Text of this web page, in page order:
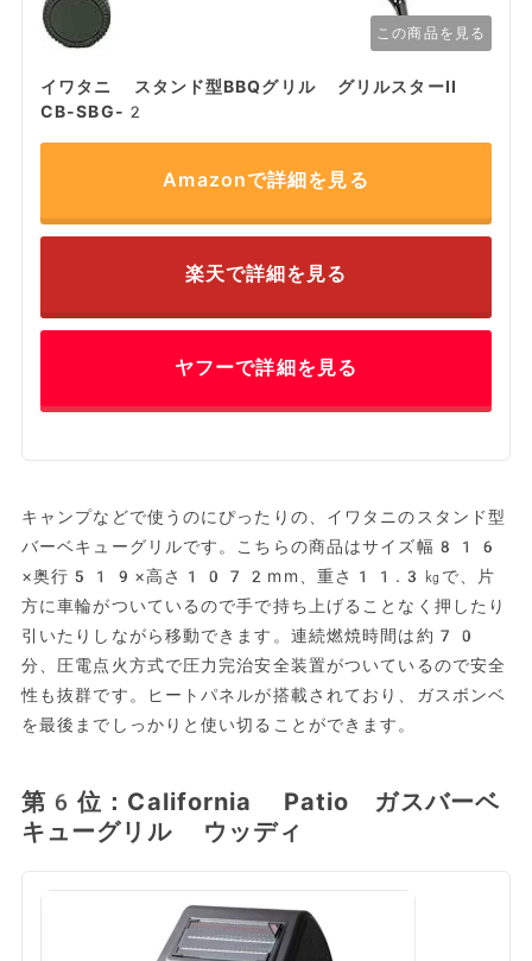
この商品を見る
イワタニ スタンド型BBQグリル グリルスターII
CB-SBG-2
Amazonで詳細を見る
楽天で詳細を見る
ヤフーで詳細を見る
キャンプなどで使うのにぴったりの、イワタニのスタンド型
バーベキューグリルです。こちらの商品はサイズ幅816
×奥行519×高さ1072mm、重さ11.3㎏で、片
方に車輪がついているので手で持ち上げることなく押したり
引いたりしながら移動できます。連続燃焼時間は約70
分、圧電点火方式で圧力完治安全装置がついているので安全
性も抜群です。ヒートパネルが搭載されており、ガスボンベ
を最後までしっかりと使い切ることができます。
第6位：California Patio ガスバーベ
キューグリル ウッディ